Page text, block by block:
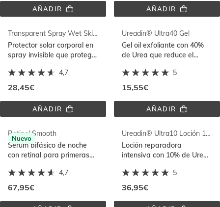
AÑADIR
SI-
AÑADIRFUSION
REPAIR
SPF
50
Transparent Spray Wet Skin SPF 30
Protector solar corporal en
spray invisible que protege
Ginger Cell Protect
4,7
28,45€
AÑADIRTRANSPARENT
SKIN
SPF
Ureadin® Ultra40 Gel
Gel oil exfoliante con 40%
de Urea que reduce el
en piel y uñas
5
15,55€
AÑADIRUREADIN®
Retinal Smooth
Sérum bifásico de noche
con retinal para primeras
luminosidad de la piel
4,7
67,95€
Nuevo
Ureadin® Ultra10 Loción 1000ml
Loción reparadora
intensiva con 10% de Urea
reduce la descamación de
la piel seca
5
36,95€